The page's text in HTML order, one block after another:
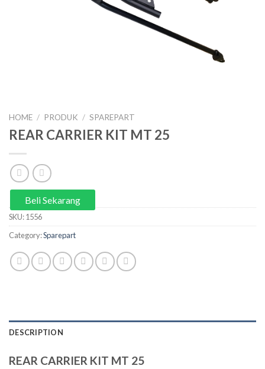
HOME / PRODUK / SPAREPART
REAR CARRIER KIT MT 25
Beli Sekarang
SKU:1556
Category:Sparepart
DESCRIPTION
REAR CARRIER KIT MT 25